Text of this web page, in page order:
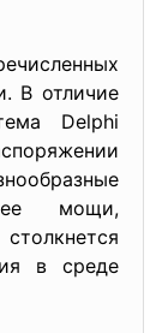
В отличие
Delphi
ее мощи,
в среде